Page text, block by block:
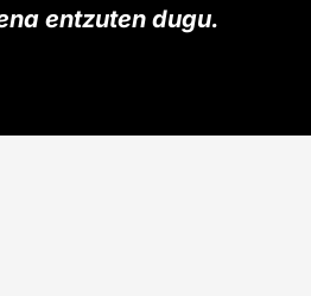
entzuten dugu.